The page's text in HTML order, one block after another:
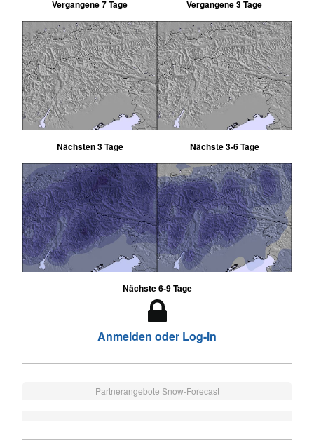
Vergangene 7 Tage Vergangene 3 Tage
Nächsten 3 Tage Nächste 3-6 Tage
Nächste 6-9 Tage
Anmelden oder Log-in
Partnerangebote Snow-Forecast